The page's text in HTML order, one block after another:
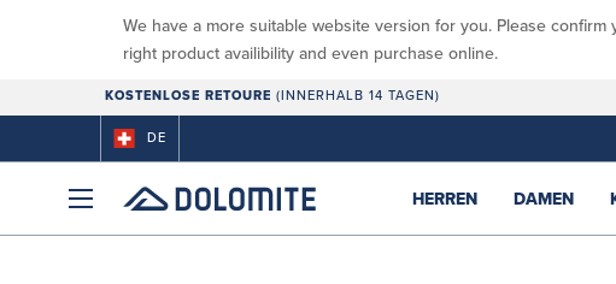
We have a more suitable website version for you. Please
right product availibility and even purchase online.
KOSTENLOSE RETOURE (INNERHALB 14 TAGEN)
DE
HERREN DAMEN